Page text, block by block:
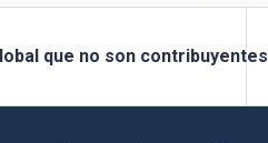
que no son